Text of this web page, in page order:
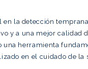
la detección
y a una mejor calidad
una herramienta
en el cuidado de la